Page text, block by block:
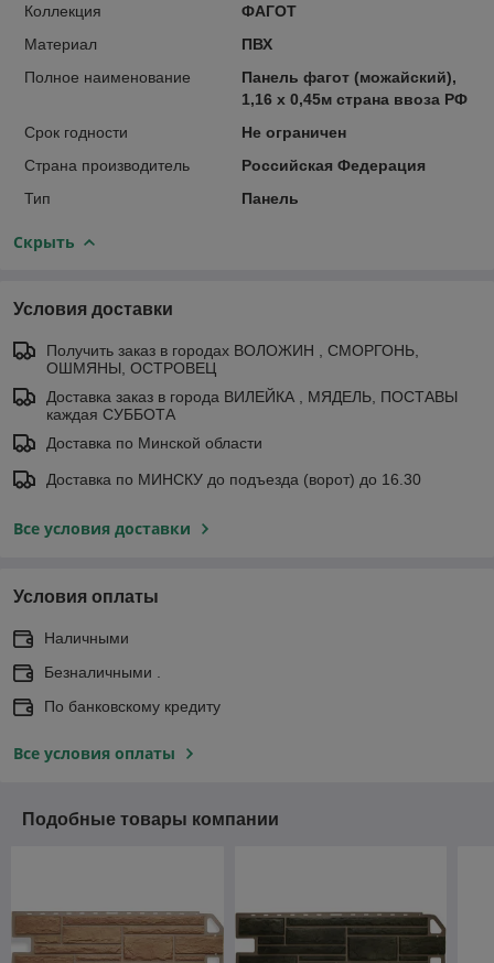
Коллекция
ФАГОТ
Материал
ПВХ
Полное наименование
Панель фагот (можайский),
1,16 х 0,45м страна ввоза РФ
Срок годности
Не ограничен
Страна производитель
Российская Федерация
Тип
Панель
Скрыть
Условия доставки
Получить заказ в городах ВОЛОЖИН , СМОРГОНЬ,
ОШМЯНЫ, ОСТРОВЕЦ
Доставка заказ в города ВИЛЕЙКА , МЯДЕЛЬ, ПОСТАВЫ
каждая СУББОТА
Доставка по Минской области
Доставка по МИНСКУ до подъезда (ворот) до 16.30
Все условия доставки
Условия оплаты
Наличными
Безналичными .
По банковскому кредиту
Все условия оплаты
Подобные товары компании